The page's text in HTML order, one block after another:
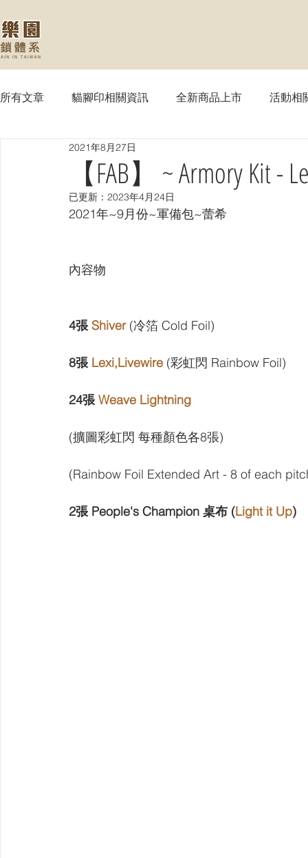
所有文章 貓腳印相關資訊 全新商品上市 活動相
【MTG】魔法風雲會
【SVE】闇影詩章 【WIXOSS】戰鬥少女
【OPTCG】航海王
【VIVIDZ】Vividz 【BS】Battle Spirits
【LC】最終編年史-無限 【BD】創之界限 【
【FAB】 ~ Armory Kit -
2021年8月27日
已更新： 2023年4月24日
2021年~9月份~軍備包~蕾希
內容物
4張 Shiver (冷箔 Cold Foil)
8張 Lexi,Livewire (彩虹閃 Rainbow Foil)
24張 Weave Lightning
(擴圖彩虹閃 每種顏色各8張)
(Rainbow Foil Extended Art - 8 of each
2張 People's Champion 桌布 (Light it Up)